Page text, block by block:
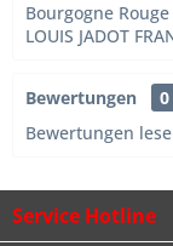
Bourgogne
LOUIS JADOT
Bewertungen
0
Bewertungen
Service Hotline